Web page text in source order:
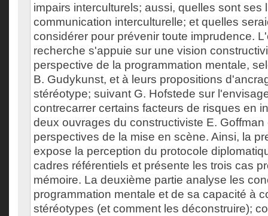
impairs interculturels; aussi, quelles sont ses
communication interculturelle; et quelles
considérer pour prévenir toute imprudence.
recherche s'appuie sur une vision
perspective de la programmation mentale,
B. Gudykunst, et à leurs propositions
stéréotype; suivant G. Hofstede sur
contrecarrer certains facteurs de risques en
deux ouvrages du constructiviste E.
perspectives de la mise en scène. Ainsi, la
expose la perception du protocole
cadres référentiels et présente les trois cas
mémoire. La deuxième partie analyse les
programmation mentale et de sa capacité à
stéréotypes (et comment les déconstruire);